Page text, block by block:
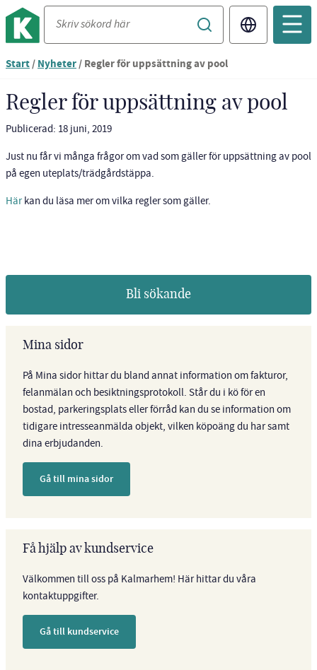
Translate
Du
nu
vid
innehållet
Start/Nyheter/Regler för uppsättning av pool
Regler för uppsättning av pool
Publicerad: 18 juni, 2019
Just nu får vi många frågor om vad som gäller för uppsättning av pool
på egen uteplats/trädgårdstäppa.
Härkan du läsa mer om vilka regler som gäller.
Bli sökande
Mina sidor
På Mina sidor hittar du bland annat information om fakturor,
felanmälan och besiktningsprotokoll. Står du i kö för en
bostad, parkeringsplats eller förråd kan du se information om
tidigare intresseanmälda objekt, vilken köpoäng du har samt
dina erbjudanden.
Gå till mina sidor
Få hjälp av kundservice
Välkommen till oss på Kalmarhem! Här hittar du våra
kontaktuppgifter.
Gå till kundservice